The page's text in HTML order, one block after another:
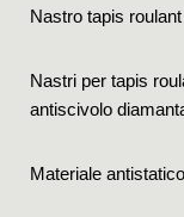
Nastro tapis
Nastri per tapis
antiscivolo
Materiale